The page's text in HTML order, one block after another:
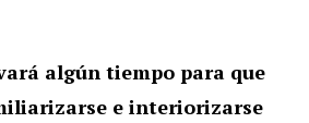
algún tiempo para que
e interiorizarse